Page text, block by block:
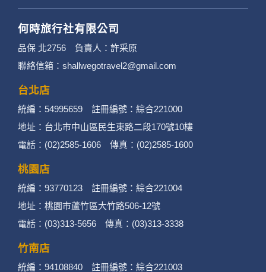
何時旅行社有限公司
品保 北2756 負責人：許采原
聯絡信箱：shallwegotravel2@gmail.com
台北店
統編：54995659 註冊編號：綜合221000
地址：台北市中山區民生東路二段170號10樓
電話：(02)2585-1606 傳真：(02)2585-1600
桃園店
統編：93770123 註冊編號：綜合221004
地址：桃園市蘆竹區大竹路506-12號
電話：(03)313-5656 傳真：(03)313-3338
竹南店
統編：94108840 註冊編號：綜合221003